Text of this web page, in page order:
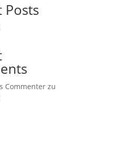
Posts
Commenter zu